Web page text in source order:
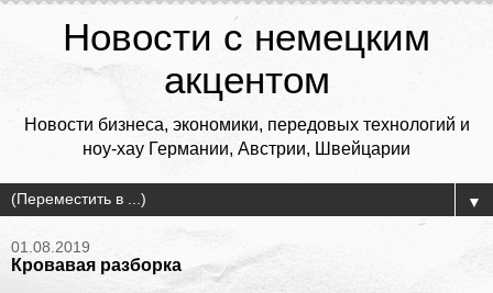
Новости с немецким
акцентом
Новости бизнеса, экономики, передовых технологий и
ноу-хау Германии, Австрии, Швейцарии
▼
01.08.2019
Кровавая разборка